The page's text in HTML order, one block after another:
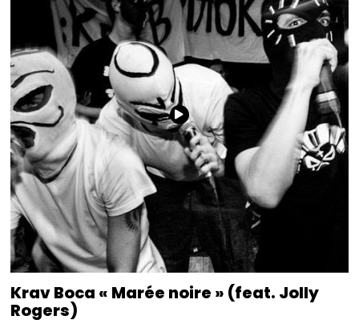
Krav Boca « Marée noire » (feat. Jolly
Rogers)